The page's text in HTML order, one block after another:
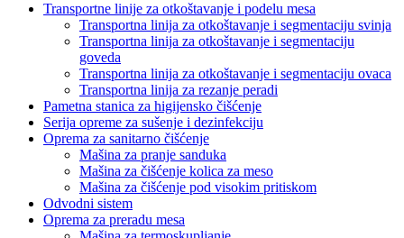
Transportne linije za otkoštavanje i podelu mesa
Transportna linija za otkoštavanje i segmentaciju svinja
Transportna linija za otkoštavanje i segmentaciju
goveda
Transportna linija za otkoštavanje i segmentaciju ovaca
Transportna linija za rezanje peradi
Pametna stanica za higijensko čišćenje
Serija opreme za sušenje i dezinfekciju
Oprema za sanitarno čišćenje
Mašina za pranje sanduka
Mašina za čišćenje kolica za meso
Mašina za čišćenje pod visokim pritiskom
Odvodni sistem
Oprema za preradu mesa